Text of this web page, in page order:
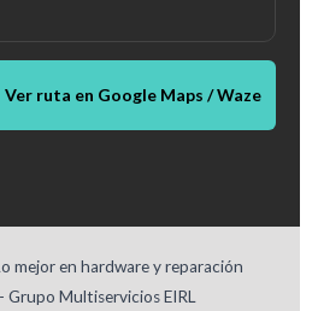
Ver ruta en Google Maps / Waze
mejor en hardware y reparación
Grupo Multiservicios EIRL